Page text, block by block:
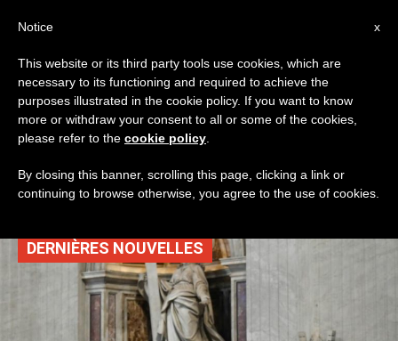
TAG
Posts Tagged
‘المسحاء الكذبة’
DERNIÈRES NOUVELLES
x
Notice
This website or its third party tools use cookies, which are
necessary to its functioning and required to achieve the
purposes illustrated in the cookie policy. If you want to know
more or withdraw your consent to all or some of the cookies,
please refer to the cookie policy
By closing this banner, scrolling this page, clicking a link or
continuing to browse otherwise, you agree to the use of cookies.